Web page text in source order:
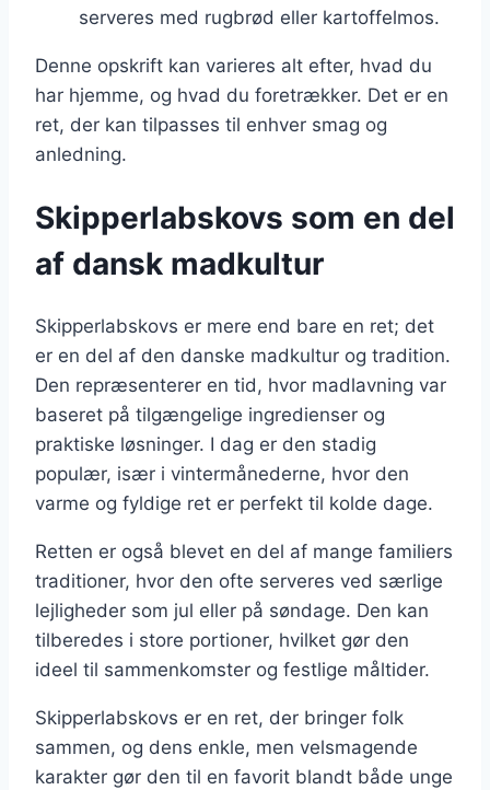
serveres med rugbrød eller kartoffelmos.
Denne opskrift kan varieres alt efter, hvad du
har hjemme, og hvad du foretrækker. Det er en
ret, der kan tilpasses til enhver smag og
anledning.
Skipperlabskovs som en del
af dansk madkultur
Skipperlabskovs er mere end bare en ret; det
er en del af den danske madkultur og tradition.
Den repræsenterer en tid, hvor madlavning var
baseret på tilgængelige ingredienser og
praktiske løsninger. I dag er den stadig
populær, især i vintermånederne, hvor den
varme og fyldige ret er perfekt til kolde dage.
Retten er også blevet en del af mange familiers
traditioner, hvor den ofte serveres ved særlige
lejligheder som jul eller på søndage. Den kan
tilberedes i store portioner, hvilket gør den
ideel til sammenkomster og festlige måltider.
Skipperlabskovs er en ret, der bringer folk
sammen, og dens enkle, men velsmagende
karakter gør den til en favorit blandt både unge